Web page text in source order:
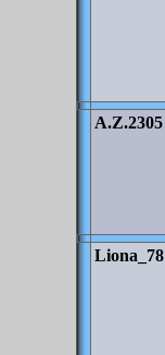
A.Z.2305
Liona_78